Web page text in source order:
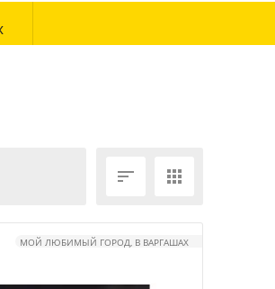
 
МОЙ ЛЮБИМЫЙ ГОРОД, В ВАРГАШАХ